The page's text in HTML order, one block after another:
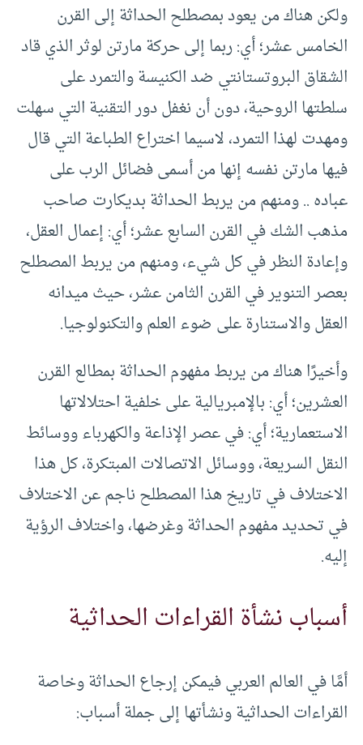
ولكن هناك من يعود بمصطلح الحداثة إلى القرن
الخامس عشر؛ أي: ربما إلى حركة مارتن لوثر الذي قاد
الشقاق البروتستانتي ضد الكنيسة والتمرد على
سلطتها الروحية، دون أن نغفل دور التقنية التي سهلت
ومهدت لهذا التمرد، لاسيما اختراع الطباعة التي قال
فيها مارتن نفسه إنها من أسمى فضائل الرب على
عباده .. ومنهم من يربط الحداثة بديكارت صاحب
مذهب الشك في القرن السابع عشر؛ أي: إعمال العقل،
وإعادة النظر في كل شيء، ومنهم من يربط المصطلح
بعصر التنوير في القرن الثامن عشر، حيث ميدانه
العقل والاستنارة على ضوء العلم والتكنولوجيا.
وأخيرًا هناك من يربط مفهوم الحداثة بمطالع القرن
العشرين؛ أي: بالإمبريالية على خلفية احتلالاتها
الاستعمارية؛ أي: في عصر الإذاعة والكهرباء ووسائط
النقل السريعة، ووسائل الاتصالات المبتكرة، كل هذا
الاختلاف في تاريخ هذا المصطلح ناجم عن الاختلاف
في تحديد مفهوم الحداثة وغرضها، واختلاف الرؤية
إليه.
أسباب نشأة القراءات الحداثية
أمَّا في العالم العربي فيمكن إرجاع الحداثة وخاصة
القراءات الحداثية ونشأتها إلى جملة أسباب: